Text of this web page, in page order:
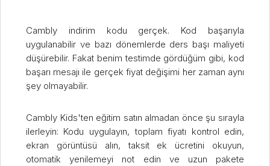
Cambly indirim kodu gerçek. Kod başarıyla
uygulanabilir ve bazı dönemlerde ders başı maliyeti
düşürebilir. Fakat benim testimde gördüğüm gibi, kod
başarı mesajı ile gerçek fiyat değişimi her zaman aynı
şey olmayabilir.
Cambly Kids'ten eğitim satın almadan önce şu sırayla
ilerleyin: Kodu uygulayın, toplam fiyatı kontrol edin,
ekran görüntüsü alın, taksit ek ücretini okuyun,
otomatik yenilemeyi not edin ve uzun pakete